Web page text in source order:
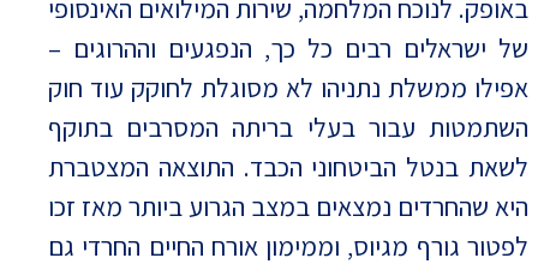
באופק. לנוכח המלחמה, שירות המילואים האינסופי
של ישראלים רבים כל כך, הנפגעים וההרוגים –
אפילו ממשלת נתניהו לא מסוגלת לחוקק עוד חוק
השתמטות עבור בעלי בריתה המסרבים בתוקף
לשאת בנטל הביטחוני הכבד. התוצאה המצטברת
היא שהחרדים נמצאים במצב הגרוע ביותר מאז זכו
לפטור גורף מגיוס, וממימון אורח החיים החרדי גם